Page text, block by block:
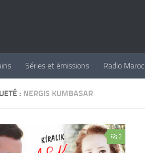
Séries et émissions Radio Maroc
: NERGIS KUMBASAR
2